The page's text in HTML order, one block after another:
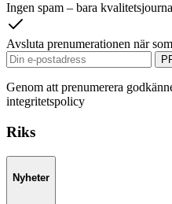
Ingen spam – bara
Avsluta prenumerationen när
Genom att prenumerera
integritetspolicy
Riks
Nyheter